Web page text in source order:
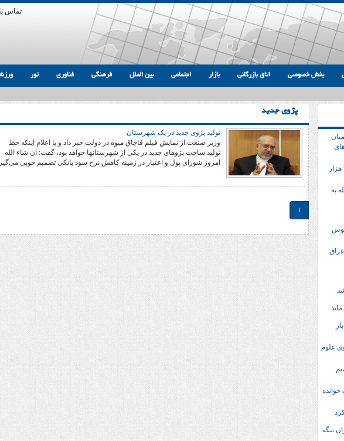
تماس
بخش خصوصی اتاق بازرگانی بازار اجتماعی بین الملل فرهنگی فناوری تور
آمادگی مرز سومار برای پذیرش روزانه ۳ هزار
به
عراق
دانشجوی علوم
تنگه
پژو‌ی جدید
تولید پژو‌ی جدید در یک شهرستان
وزیر صنعت از نمایش فیلم قاچاق میوه در دولت خبر داد و با اعلام اینکه خط
تولید ساخت پژو‌های جدید در یکی از شهرستانها خواهد بود، گفت: ان شاء الله
امروز شورای پول و اعتبار در زمینه کاهش نرخ سود بانکی تصمیم خوبی
1